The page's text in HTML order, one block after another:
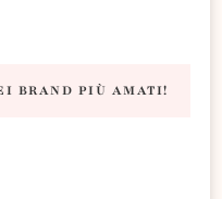
BRAND PIÙ AMATI!